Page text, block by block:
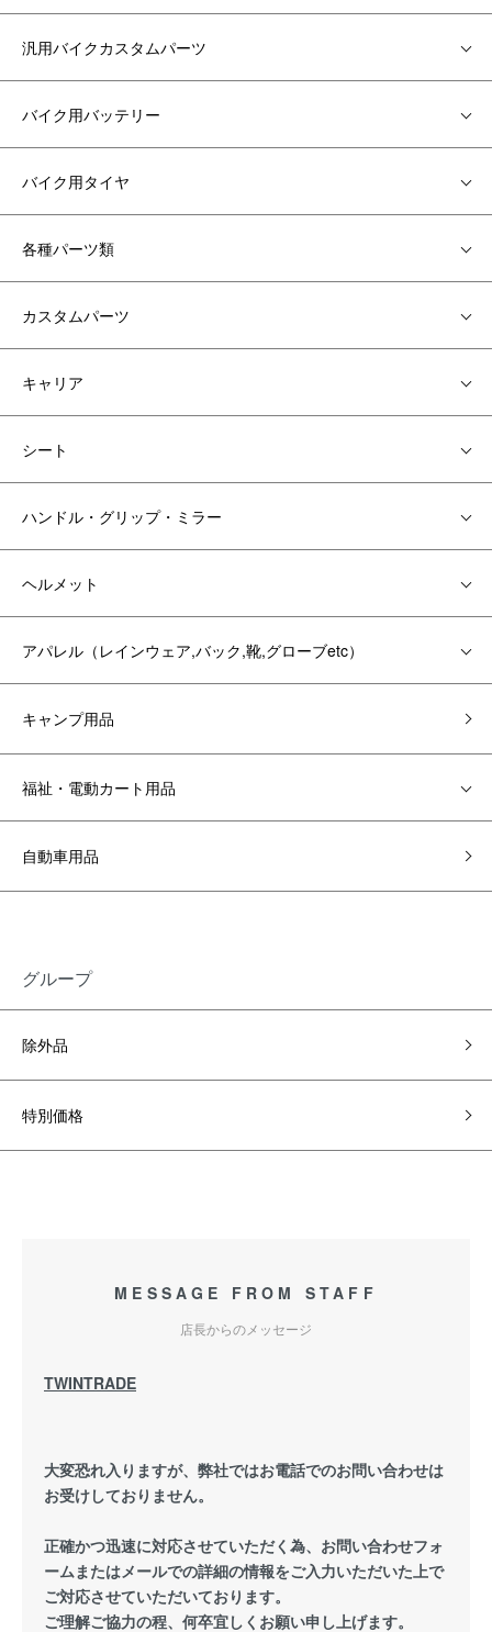
汎用バイクカスタムパーツ
バイク用バッテリー
バイク用タイヤ
各種パーツ類
カスタムパーツ
キャリア
シート
ハンドル・グリップ・ミラー
ヘルメット
アパレル（レインウェア,バック,靴,グローブetc）
キャンプ用品
福祉・電動カート用品
自動車用品
グループ
除外品
特別価格
MESSAGE FROM STAFF
店長からのメッセージ
TWINTRADE
大変恐れ入りますが、弊社ではお電話でのお問い合わせは
お受けしておりません。
正確かつ迅速に対応させていただく為、お問い合わせフォ
ームまたはメールでの詳細の情報をご入力いただいた上で
ご対応させていただいております。
ご理解ご協力の程、何卒宜しくお願い申し上げます。